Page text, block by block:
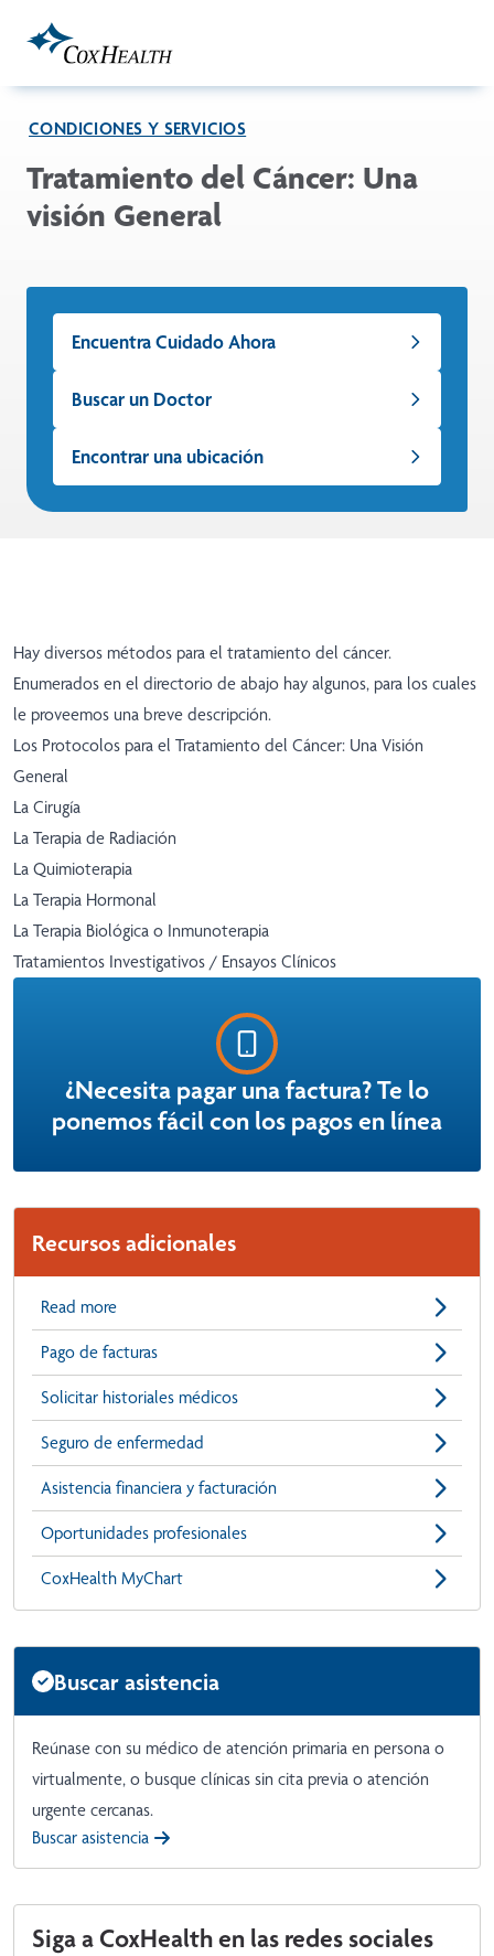
CONDICIONES Y SERVICIOS
Tratamiento del Cáncer: Una
visión General
Encuentra Cuidado Ahora
Buscar un Doctor
Encontrar una ubicación
Hay diversos métodos para el tratamiento del cáncer.
Enumerados en el directorio de abajo hay algunos, para los cuales
le proveemos una breve descripción.
Los Protocolos para el Tratamiento del Cáncer: Una Visión
General
La Cirugía
La Terapia de Radiación
La Quimioterapia
La Terapia Hormonal
La Terapia Biológica o Inmunoterapia
Tratamientos Investigativos / Ensayos Clínicos
¿Necesita pagar una factura? Te lo
ponemos fácil con los pagos en línea
Recursos adicionales
Read more
Pago de facturas
Solicitar historiales médicos
Seguro de enfermedad
Asistencia financiera y facturación
Oportunidades profesionales
CoxHealth MyChart
Buscar asistencia
Reúnase con su médico de atención primaria en persona o
virtualmente, o busque clínicas sin cita previa o atención
urgente cercanas.
Buscar asistencia
Siga a CoxHealth en las redes sociales